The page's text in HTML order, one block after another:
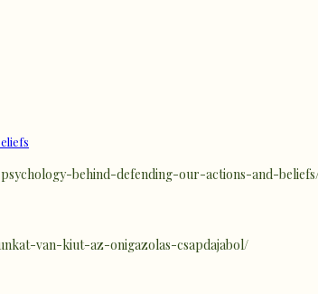
behind-defending-our-actions-and-
van-kiut-az-onigazolas-csapdajabol/